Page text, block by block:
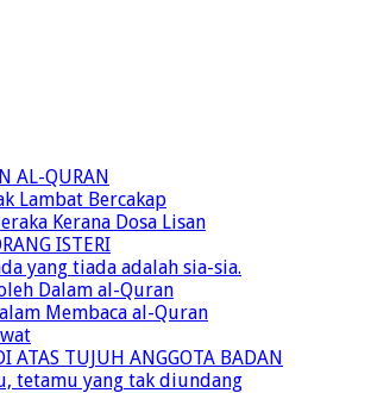
AL-QURAN
Lambat Bercakap
Kerana Dosa Lisan
ISTERI
yang tiada adalah sia-sia.
Dalam al-Quran
Membaca al-Quran
ATAS TUJUH ANGGOTA BADAN
tetamu yang tak diundang